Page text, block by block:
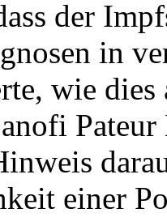
der
in
wie dies
einer